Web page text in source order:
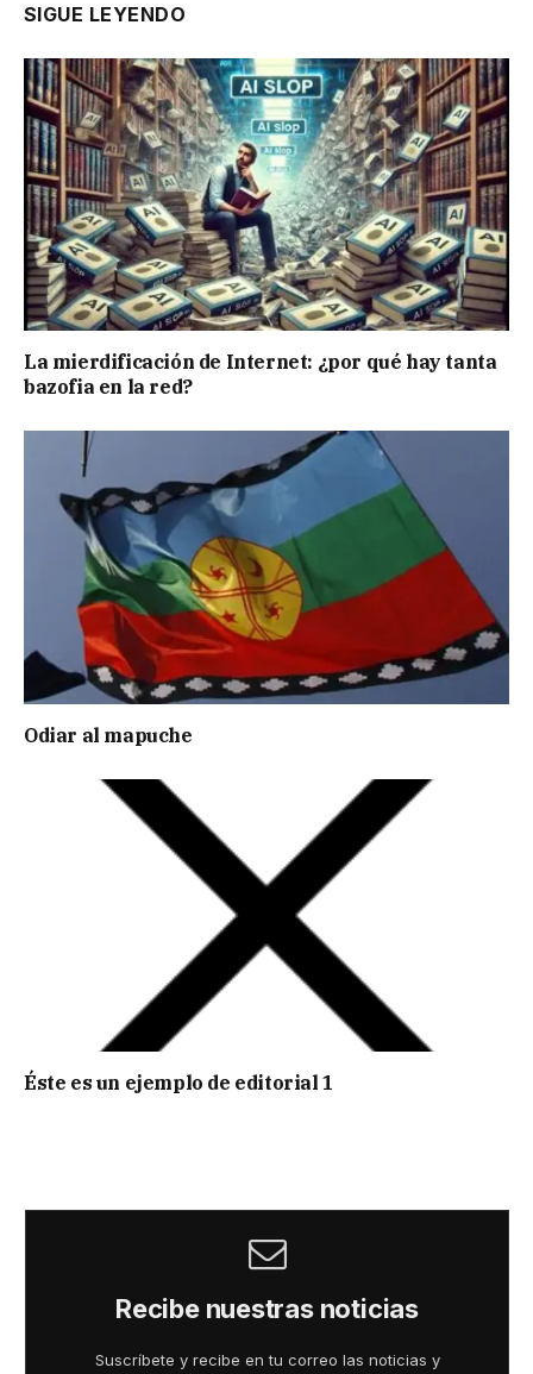
SIGUE LEYENDO
La mierdificación de Internet: ¿por qué hay tanta
bazofia en la red?
Odiar al mapuche
Éste es un ejemplo de editorial 1
Recibe nuestras noticias
Suscríbete y recibe en tu correo las noticias y